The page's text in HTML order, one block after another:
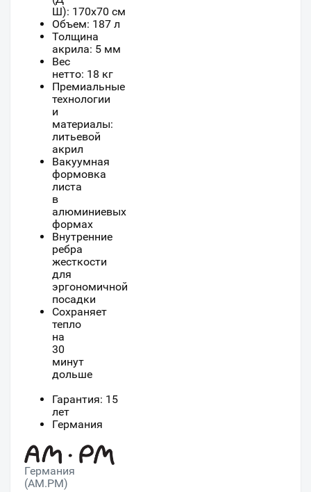
Ш): 170x70 см
Объем: 187 л
Толщина
акрила: 5 мм
Вес
нетто: 18 кг
Премиальные
технологии
и
материалы:
литьевой
акрил
Вакуумная
формовка
листа
в
алюминиевых
формах
Внутренние
ребра
жесткости
для
эргономичной
посадки
Сохраняет
тепло
на
30
минут
дольше
Гарантия: 15
лет
Германия
Германия
(AM.PM)